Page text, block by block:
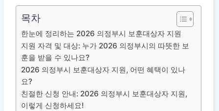
목차
한눈에 정리하는 2026 의정부시 보훈대상자 지원
지원 자격 및 대상: 누가 2026 의정부시의 따뜻한 보
훈을 받을 수 있나요?
2026 의정부시 보훈대상자 지원, 어떤 혜택이 있나
요?
친절한 신청 안내: 2026 의정부시 보훈대상자 지원,
이렇게 신청하세요!